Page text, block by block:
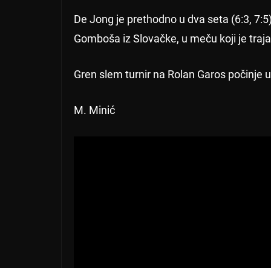
De Jong je prethodno u dva seta (6:3,
Gomboša iz Slovačke, u meču koji je
Gren slem turnir na Rolan Garos počinje
M. Minić